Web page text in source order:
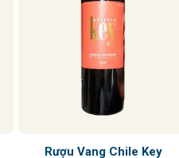
Rượu Vang Chile Key